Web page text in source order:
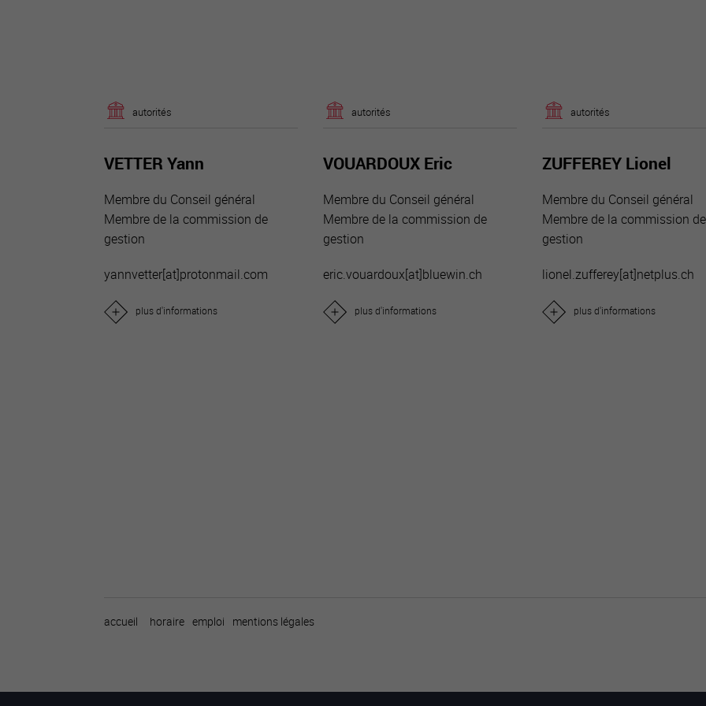
autorités
VETTER Yann
Membre du Conseil général
Membre de la commission de
gestion
yannvetter[at]protonmail.com
plus d'informations
autorités
VOUARDOUX Eric
Membre du Conseil général
Membre de la commission de
gestion
eric.vouardoux[at]bluewin.ch
plus d'informations
autorités
ZUFFEREY Lionel
Membre du Conseil général
Membre de la commission de
gestion
lionel.zufferey[at]netplus.ch
plus d'informations
accueil horaire emploi mentions légales